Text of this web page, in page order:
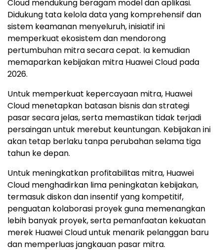
Cloud mendukung beragam model dan aplikasi.
Didukung tata kelola data yang komprehensif dan
sistem keamanan menyeluruh, inisiatif ini
memperkuat ekosistem dan mendorong
pertumbuhan mitra secara cepat. Ia kemudian
memaparkan kebijakan mitra Huawei Cloud pada
2026.
Untuk memperkuat kepercayaan mitra, Huawei
Cloud menetapkan batasan bisnis dan strategi
pasar secara jelas, serta memastikan tidak terjadi
persaingan untuk merebut keuntungan. Kebijakan ini
akan tetap berlaku tanpa perubahan selama tiga
tahun ke depan.
Untuk meningkatkan profitabilitas mitra, Huawei
Cloud menghadirkan lima peningkatan kebijakan,
termasuk diskon dan insentif yang kompetitif,
penguatan kolaborasi proyek guna memenangkan
lebih banyak proyek, serta pemanfaatan kekuatan
merek Huawei Cloud untuk menarik pelanggan baru
dan memperluas jangkauan pasar mitra.